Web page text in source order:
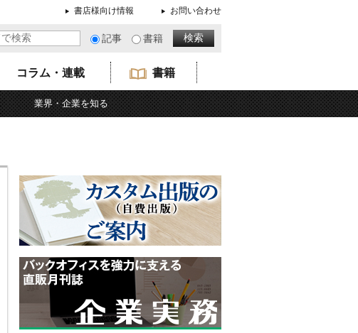
書店様向け情報 お問い合わせ
記事 書籍
業界・企業を知る
コラム・連載 書籍